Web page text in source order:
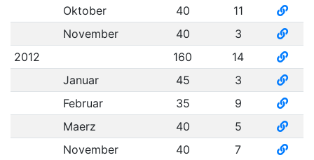
Oktober
40
11
November
40
3
2012
160
14
Januar
45
3
Februar
35
9
Maerz
40
5
November
40
7